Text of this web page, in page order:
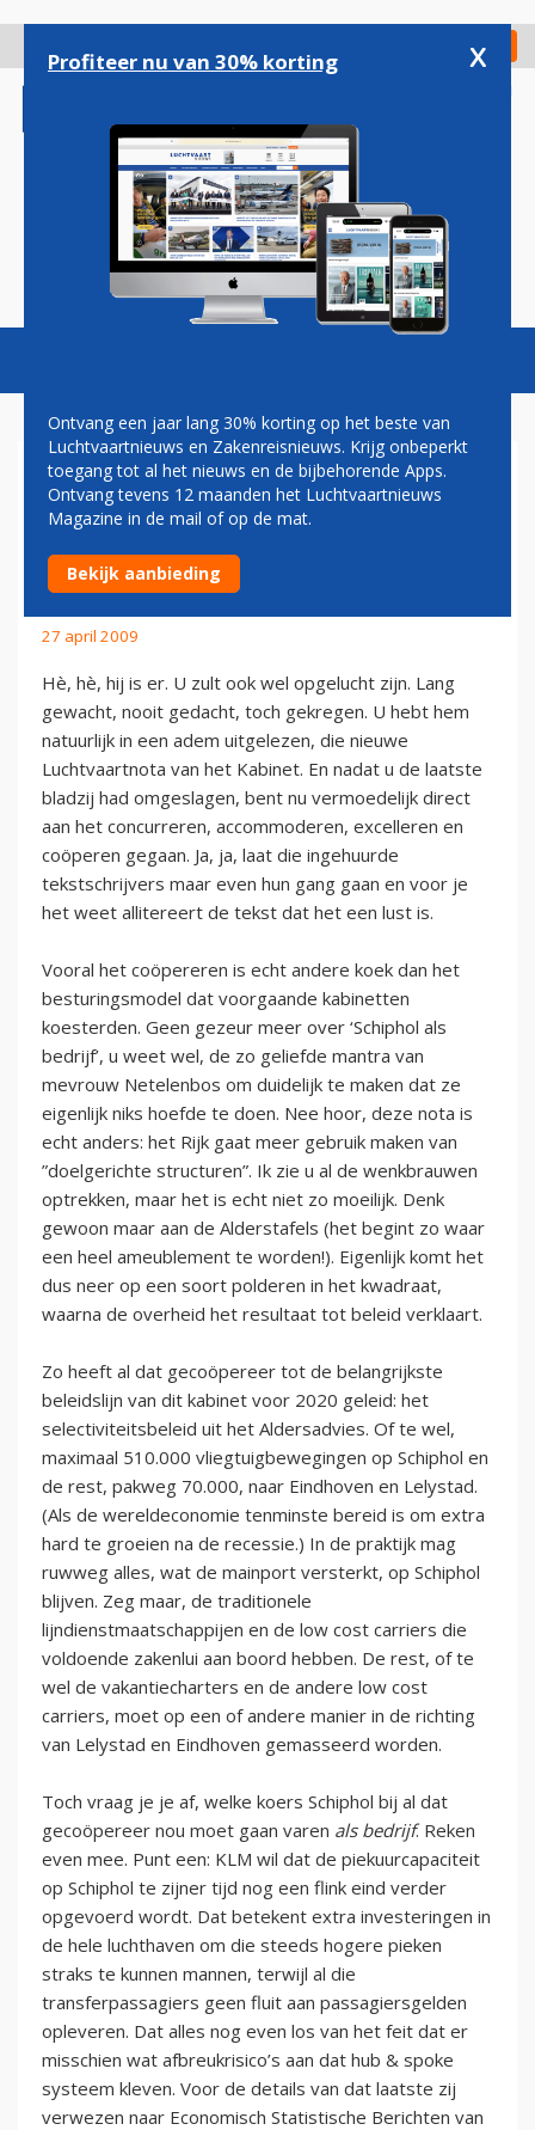
gaan
Check in
Magazine Podcasts Vacatures
JAAP DE WIT: OVER DE
LUCHTVAARTNOTA EN
SCHIPHOL ALS BEDRIJF
27 april 2009
Hè, hè, hij is er. U zult ook wel opgelucht zijn. Lang
gewacht, nooit gedacht, toch gekregen. U hebt hem
natuurlijk in een adem uitgelezen, die nieuwe
Luchtvaartnota van het Kabinet. En nadat u de laatste
bladzij had omgeslagen, bent nu vermoedelijk direct
aan het concurreren, accommoderen, excelleren en
coöperen gegaan. Ja, ja, laat die ingehuurde
tekstschrijvers maar even hun gang gaan en voor je
het weet allitereert de tekst dat het een lust is.
Vooral het coöpereren is echt andere koek dan het
besturingsmodel dat voorgaande kabinetten
koesterden. Geen gezeur meer over ‘Schiphol als
bedrijf’, u weet wel, de zo geliefde mantra van
mevrouw Netelenbos om duidelijk te maken dat ze
eigenlijk niks hoefde te doen. Nee hoor, deze nota is
echt anders: het Rijk gaat meer gebruik maken van
”doelgerichte structuren”. Ik zie u al de wenkbrauwen
optrekken, maar het is echt niet zo moeilijk. Denk
gewoon maar aan de Alderstafels (het begint zo waar
een heel ameublement te worden!). Eigenlijk komt het
dus neer op een soort polderen in het kwadraat,
waarna de overheid het resultaat tot beleid verklaart.
Zo heeft al dat gecoöpereer tot de belangrijkste
beleidslijn van dit kabinet voor 2020 geleid: het
selectiviteitsbeleid uit het Aldersadvies. Of te wel,
maximaal 510.000 vliegtuigbewegingen op Schiphol en
de rest, pakweg 70.000, naar Eindhoven en Lelystad.
(Als de wereldeconomie tenminste bereid is om extra
hard te groeien na de recessie.) In de praktijk mag
ruwweg alles, wat de mainport versterkt, op Schiphol
blijven. Zeg maar, de traditionele
lijndienstmaatschappijen en de low cost carriers die
voldoende zakenlui aan boord hebben. De rest, of te
wel de vakantiecharters en de andere low cost
carriers, moet op een of andere manier in de richting
van Lelystad en Eindhoven gemasseerd worden.
Toch vraag je je af, welke koers Schiphol bij al dat
gecoöpereer nou moet gaan varen als bedrijf. Reken
even mee. Punt een: KLM wil dat de piekuurcapaciteit
op Schiphol te zijner tijd nog een flink eind verder
opgevoerd wordt. Dat betekent extra investeringen in
de hele luchthaven om die steeds hogere pieken
straks te kunnen mannen, terwijl al die
transferpassagiers geen fluit aan passagiersgelden
opleveren. Dat alles nog even los van het feit dat er
misschien wat afbreukrisico’s aan dat hub & spoke
systeem kleven. Voor de details van dat laatste zij
verwezen naar Economisch Statistische Berichten van
Profiteer nu van 30% korting x
Ontvang een jaar lang 30% korting op het beste van
Luchtvaartnieuws en Zakenreisnieuws. Krijg onbeperkt
toegang tot al het nieuws en de bijbehorende Apps.
Ontvang tevens 12 maanden het Luchtvaartnieuws
Magazine in de mail of op de mat.
Bekijk aanbieding